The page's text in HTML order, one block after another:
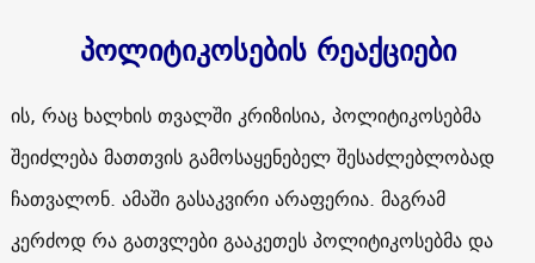
პოლიტიკოსების რეაქციები
ის, რაც ხალხის თვალში კრიზისია, პოლიტიკოსებმა
შეიძლება მათთვის გამოსაყენებელ შესაძლებლობად
ჩათვალონ. ამაში გასაკვირი არაფერია. მაგრამ
კერძოდ რა გათვლები გააკეთეს პოლიტიკოსებმა და